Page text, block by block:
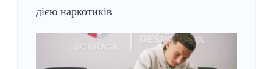
дією наркотиків